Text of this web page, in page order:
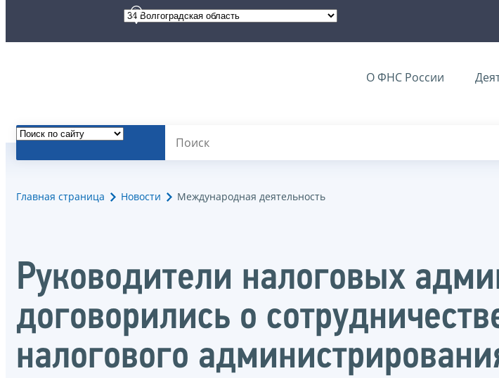
О ФНС России
Главная страница Новости Международная деятельность
Руководители налоговых
договорились о
налогового